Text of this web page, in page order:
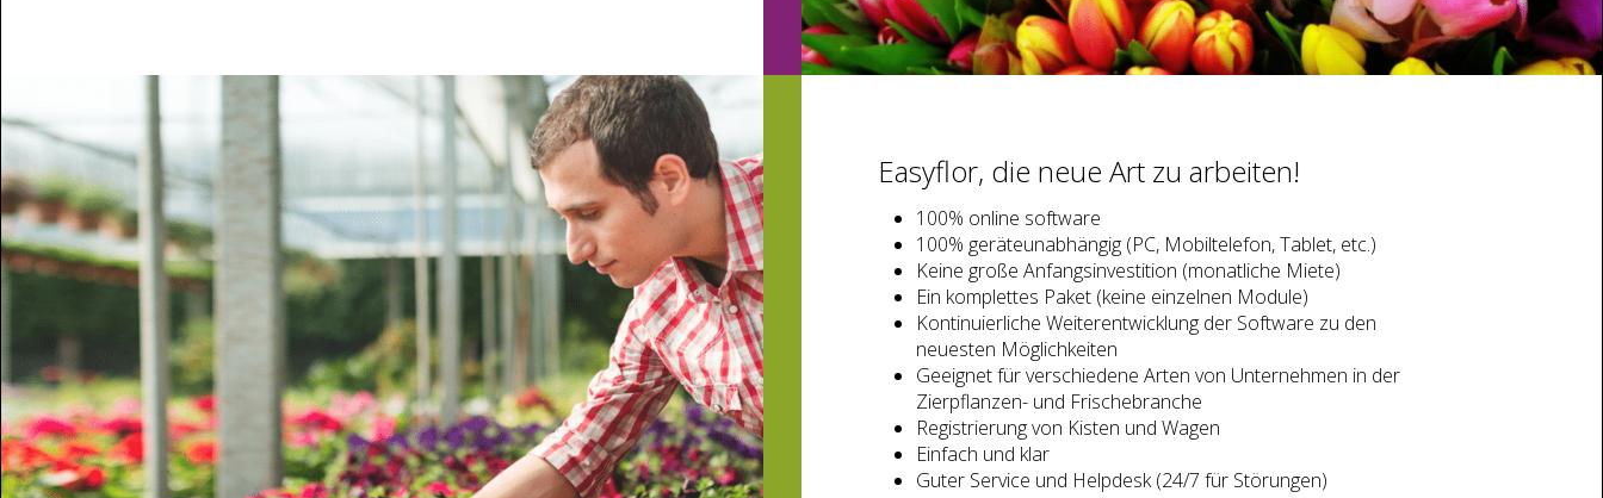
Easyflor, die neue Art zu arbeiten!
100% online software
100% geräteunabhängig (PC, Mobiltelefon, Tablet, etc.)
Keine große Anfangsinvestition (monatliche Miete)
Ein komplettes Paket (keine einzelnen Module)
Kontinuierliche Weiterentwicklung der Software zu den
neuesten Möglichkeiten
Geeignet für verschiedene Arten von Unternehmen in der
Zierpflanzen- und Frischebranche
Registrierung von Kisten und Wagen
Einfach und klar
Guter Service und Helpdesk (24/7 für Störungen)